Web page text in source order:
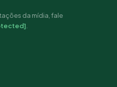
da mídia, fale